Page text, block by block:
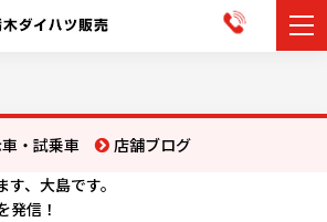
展示車・試乗車
店舗情報
・試乗車
店舗ブログ
、大島です。
発信！